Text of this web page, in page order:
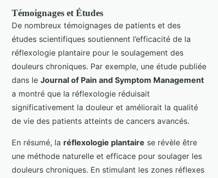
Témoignages et Études
De nombreux témoignages de patients et des
études scientifiques soutiennent l’efficacité de la
réflexologie plantaire pour le soulagement des
douleurs chroniques. Par exemple, une étude publiée
dans le Journal of Pain and Symptom Management
a montré que la réflexologie réduisait
significativement la douleur et améliorait la qualité
de vie des patients atteints de cancers avancés.
En résumé, la réflexologie plantaire se révèle être
une méthode naturelle et efficace pour soulager les
douleurs chroniques. En stimulant les zones réflexes